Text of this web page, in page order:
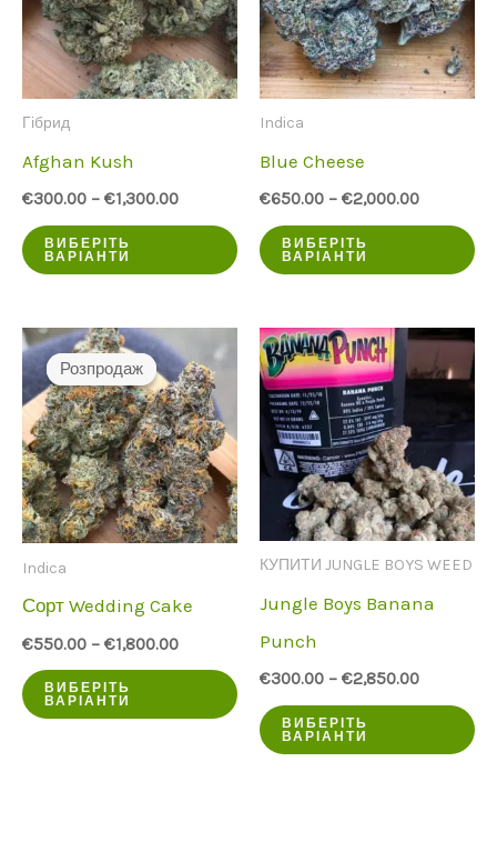
Гібрид
Afghan Kush
€300.00 – €1,300.00
ВИБЕРІТЬ
ВАРІАНТИ
Цей
продукт
кілька
варіантів.
Опції
можна
вибрати
на
сторінці
продукту
Indica
Blue Cheese
€650.00 – €2,000.00
ВИБЕРІТЬ
ВАРІАНТИ
на
Розпродаж
Розпродаж
Indica
Сорт Wedding Cake
€550.00 – €1,800.00
ВИБЕРІТЬ
ВАРІАНТИ
Цей
продукт
має
КУПИТИ JUNGLE BOYS WEED
Jungle Boys Banana
Punch
€300.00 – €2,850.00
ВИБЕРІТЬ
ВАРІАНТИ